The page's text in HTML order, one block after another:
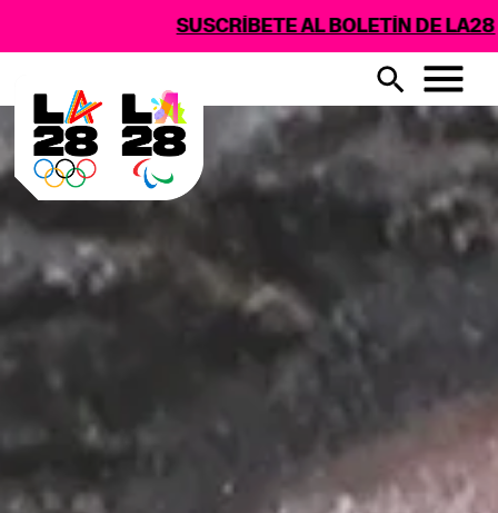
SUSCRÍBETE AL BOLETÍN DE LA28